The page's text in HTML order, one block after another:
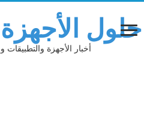
حلول
أخبار الأجهزة